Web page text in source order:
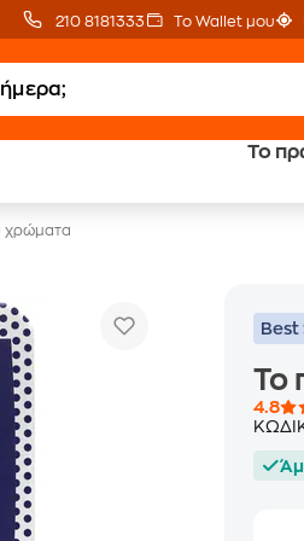
210 8181333 Το Wallet μου
Το
Δωρεάν
χρώματα
Best
Το
4.8